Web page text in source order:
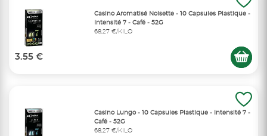
Casino Aromatisé Noisette - 10 Capsules Plastique -
Intensité 7 - Café - 52G
68,27 €/KILO
3.55 €
Casino Lungo - 10 Capsules Plastique - Intensité 7 -
Café - 52G
68,27 €/KILO